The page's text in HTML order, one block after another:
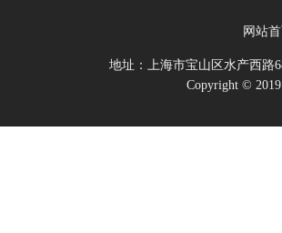
网站
地址：上海市宝山区水产西路
Copyright ©